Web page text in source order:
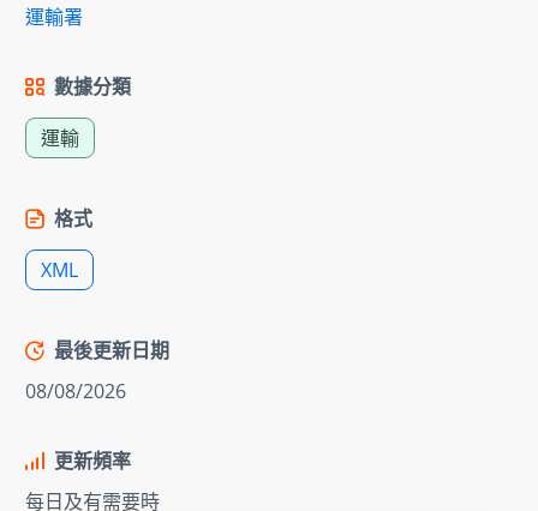
運輸署
數據分類
運輸
格式
XML
最後更新日期
08/08/2026
更新頻率
每日及有需要時